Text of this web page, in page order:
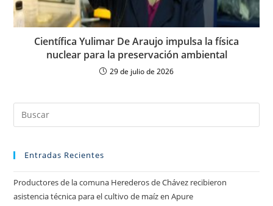
Científica Yulimar De Araujo impulsa la física
nuclear para la preservación ambiental
29 de julio de 2026
Entradas Recientes
Productores de la comuna Herederos de Chávez recibieron
asistencia técnica para el cultivo de maíz en Apure